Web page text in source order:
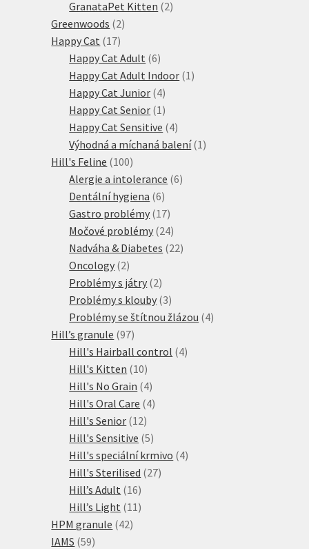
produktů
GranataPet Kitten 22
Greenwoods 22
Happy Cat 1717
produktů
Happy Cat Adult 66
produktů
Happy Cat Adult Indoor 1 1
Happy Cat Junior 44
produkty
Happy Cat Senior 1 1
produkt
Happy Cat Sensitive 44
produkty
Výhodná a míchaná balení 1 1
Hill's Feline 100100
produktů
Alergie a intolerance 66
Dentální hygiena 66
produktů
Gastro problémy 1717
produktů
Močové problémy 2424
produktů
Nadváha & Diabetes 2222
Oncology 22
produkty
Problémy s játry 22
produkty
Problémy s klouby 33
produkty
Problémy se štítnou žlázou 44
Hill’s granule 9797
produktů
Hill's Hairball control 44
Hill's Kitten 1010
produktů
Hill's No Grain 44
produkty
Hill's Oral Care 44
Hill's Senior 1212
produktů
Hill's Sensitive 55
produktů
Hill's speciální krmivo 44
Hill's Sterilised 2727
Hill’s Adult 1616
produktů
Hill’s Light 11 11
HPM granule 4242
IAMS 5959